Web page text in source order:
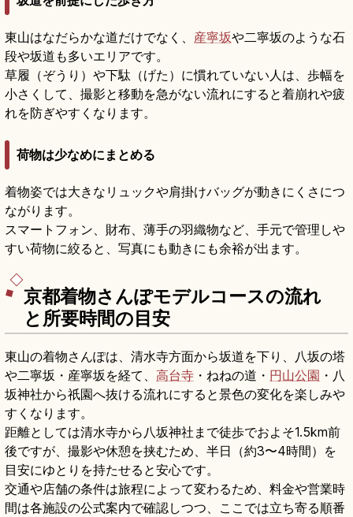
東山はなだらかな道だけでなく、 産寧坂や二寧坂のような石
段や坂道も多いエリアです。
草履（ぞうり）や下駄（げた）に慣れていない人は、歩幅を
小さくして、撮影と移動を急がない流れにすると着崩れや疲
れを防ぎやすくなります。
荷物は少なめにまとめる
着物姿では大きなリュックや肩掛けバッグが動きにくさにつ
ながります。
スマートフォン、財布、薄手の羽織物など、手元で管理しや
すい荷物に絞ると、写真にも動きにも余裕が出ます。
京都着物さんぽモデルコースの流れ
と所要時間の目安
東山の着物さんぽは、清水寺方面から坂道を下り、八坂の塔
や二寧坂・産寧坂を経て、 高台寺 ・ねねの道・ 円山公園 ・八
坂神社から祇園へ抜ける流れにすると景色の変化を楽しみや
すくなります。
距離としては清水寺から八坂神社まで徒歩でおよそ1.5km前
後ですが、撮影や休憩を挟むため、半日（約3〜4時間）を
目安にゆとりを持たせると安心です。
交通や店舗の条件は旅程によって変わるため、料金や営業時
間は各施設の公式案内で確認しつつ、ここでは立ち寄る順番